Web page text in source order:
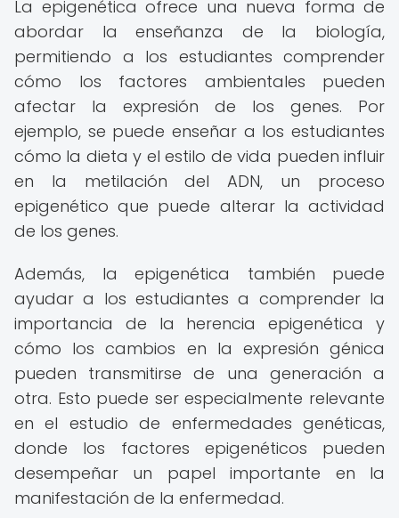
La epigenética ofrece una nueva forma de
abordar la enseñanza de la biología,
permitiendo a los estudiantes comprender
cómo los factores ambientales pueden
afectar la expresión de los genes. Por
ejemplo, se puede enseñar a los estudiantes
cómo la dieta y el estilo de vida pueden influir
en la metilación del ADN, un proceso
epigenético que puede alterar la actividad
de los genes.
Además, la epigenética también puede
ayudar a los estudiantes a comprender la
importancia de la herencia epigenética y
cómo los cambios en la expresión génica
pueden transmitirse de una generación a
otra. Esto puede ser especialmente relevante
en el estudio de enfermedades genéticas,
donde los factores epigenéticos pueden
desempeñar un papel importante en la
manifestación de la enfermedad.